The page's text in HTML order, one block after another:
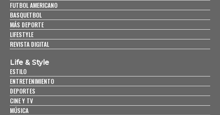
FUTBOL AMERICANO
BASQUETBOL
MÁS DEPORTE
LIFESTYLE
REVISTA DIGITAL
Life & Style
ESTILO
ENTRETENIMIENTO
DEPORTES
CINE Y TV
MÚSICA